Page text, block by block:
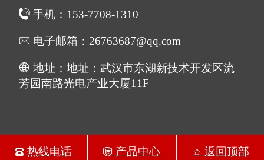
手机：153-7708-1310
电子邮箱：26763687@qq.com
地址：地址：武汉市东湖新技术开发区流
芳园南路光电产业大厦11F
热线电话 产品中心 返回顶部